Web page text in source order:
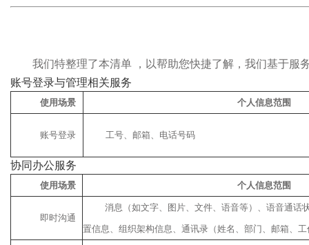
我们特整理了本清单 ，以帮助您快捷了解，我们基于服
账号登录与管理相关服务
使用场景 个人信息范围
账号登录 工号、邮箱、电话号码
协同办公服务
使用场景 个人信息范围
即时沟通
消息（如文字、图片、文件、语音等）、语音通话
置信息、组织架构信息、通讯录（姓名、部门、邮箱、